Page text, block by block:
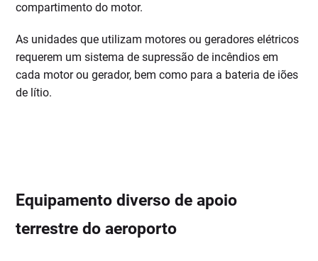
compartimento do motor.
As unidades que utilizam motores ou geradores elétricos
requerem um sistema de supressão de incêndios em
cada motor ou gerador, bem como para a bateria de iões
de lítio.
Equipamento diverso de apoio
terrestre do aeroporto